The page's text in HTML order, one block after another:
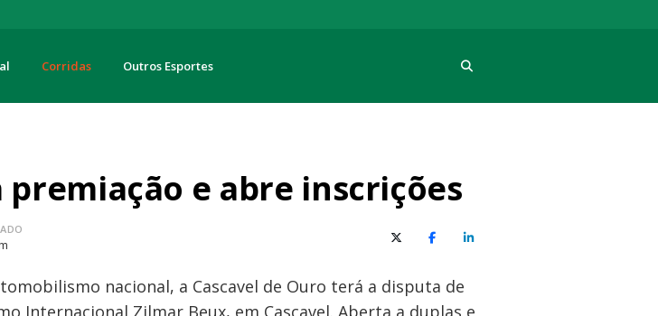
Corridas Outros Esportes
e abre inscrições
X (Twitter)FacebookO LinkedIn
nacional, a Cascavel de Ouro terá a disputa de
Internacional Zilmar Beux, em Cascavel. Aberta a duplas e